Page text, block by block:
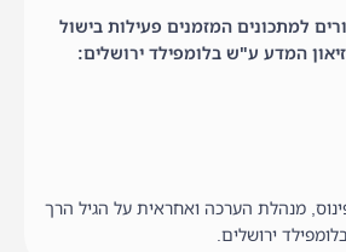
למתכונים המזמנים פעילות בישול
המדע ע"ש בלומפילד ירושלים:
מנהלת הערכה ואחראית על הגיל הרך
ירושלים.